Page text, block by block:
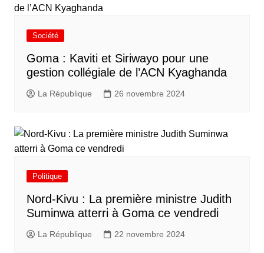
Société
Goma : Kaviti et Siriwayo pour une
gestion collégiale de l’ACN Kyaghanda
La République 26 novembre 2024
Politique
Nord-Kivu : La première ministre Judith
Suminwa atterri à Goma ce vendredi
La République 22 novembre 2024